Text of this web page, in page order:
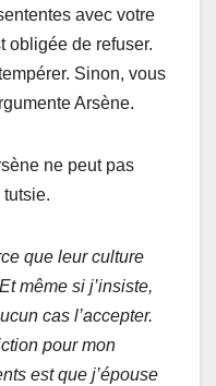
avec votre
obligée de refuser.
Sinon, vous
Arsène.
ne peut pas
que leur culture
même si j’insiste,
cas l’accepter.
pour mon
est que j’épouse